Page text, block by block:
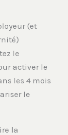
(et
le
activer le
les 4 mois
le
la